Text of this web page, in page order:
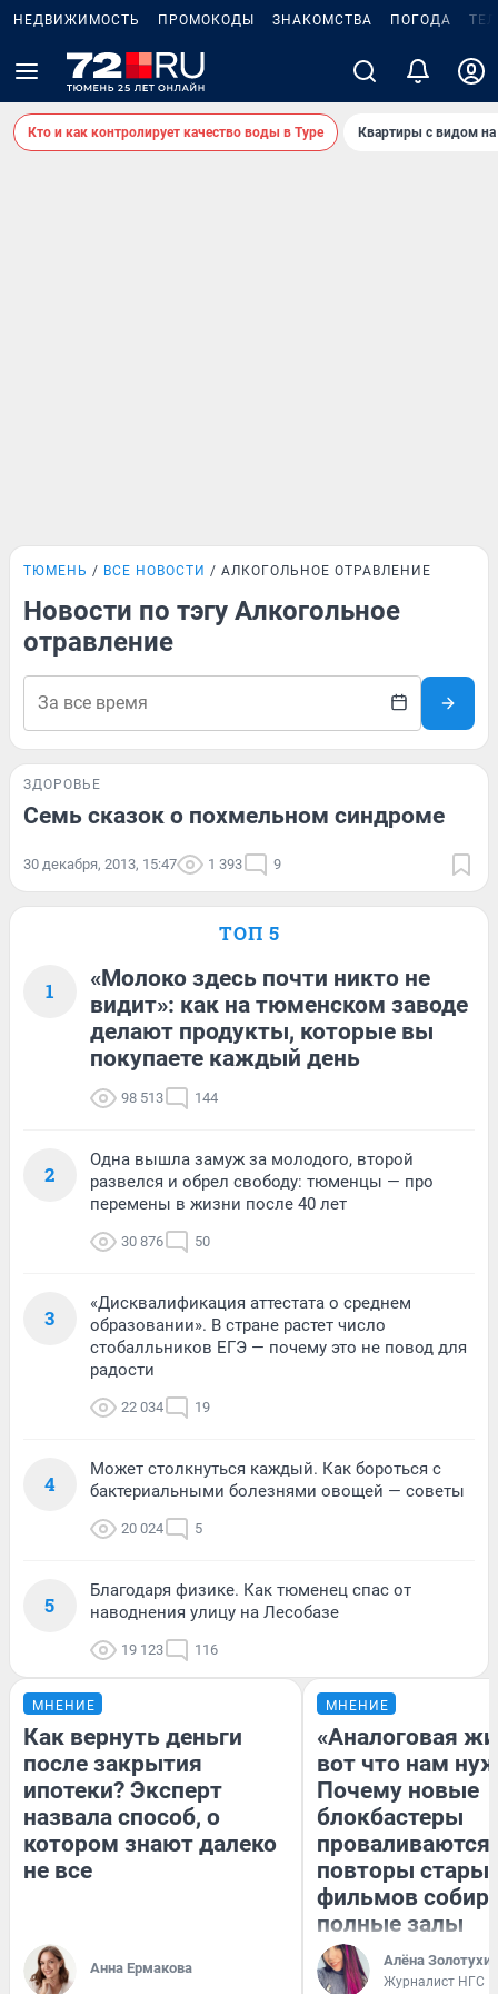
НЕДВИЖИМОСТЬ ПРОМОКОДЫ ЗНАКОМСТВА ПОГОДА
Кто и как контролирует качество воды в Туре Квартиры с видом на
ТЮМЕНЬ ВСЕ НОВОСТИ АЛКОГОЛЬНОЕ ОТРАВЛЕНИЕ
Новости по тэгу Алкогольное
отравление
ЗДОРОВЬЕ
Семь сказок о похмельном синдроме
30 декабря, 2013, 15:47 1 393 9
ТОП 5
1
«Молоко здесь почти никто не
видит»: как на тюменском заводе
делают продукты, которые вы
покупаете каждый день
98 513 144
2
Одна вышла замуж за молодого, второй
развелся и обрел свободу: тюменцы — про
перемены в жизни после 40 лет
30 876 50
3
«Дисквалификация аттестата о среднем
образовании». В стране растет число
стобалльников ЕГЭ — почему это не повод для
радости
22 034 19
4
Может столкнуться каждый. Как бороться с
бактериальными болезнями овощей — советы
20 024 5
5
Благодаря физике. Как тюменец спас от
наводнения улицу на Лесобазе
19 123 116
МНЕНИЕ
Как вернуть деньги
после закрытия
ипотеки? Эксперт
назвала способ, о
котором знают далеко
не все
Анна Ермакова
МНЕНИЕ
«Аналоговая
вот что нам
Почему новые
блокбастеры
повторы
фильмов
полные залы
Алёна
Журналист НГС